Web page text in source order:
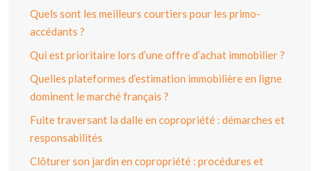
Quels sont les meilleurs courtiers pour les primo-
accédants ?
Qui est prioritaire lors d’une offre d’achat immobilier ?
Quelles plateformes d’estimation immobilière en ligne
dominent le marché français ?
Fuite traversant la dalle en copropriété : démarches et
responsabilités
Clôturer son jardin en copropriété : procédures et